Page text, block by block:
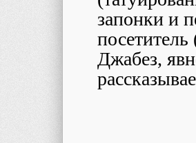
запонки и
Джабез,